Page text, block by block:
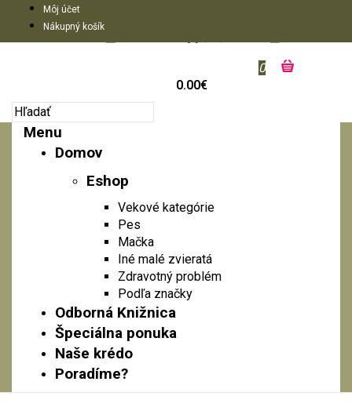
Môj účet
Nákupný košík
0
0.00€
Menu
Domov
Eshop
Vekové kategórie
Pes
Mačka
Iné malé zvieratá
Zdravotný problém
Podľa značky
Odborná Knižnica
Špeciálna ponuka
Naše krédo
Poradíme?